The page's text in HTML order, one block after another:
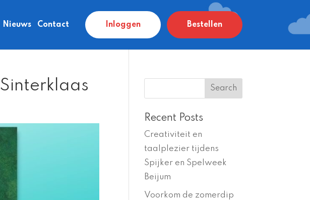
Nieuws Contact Inloggen Bestellen
Recent Posts
Creativiteit en
taalplezier tijdens
Spijker en Spelweek
Beijum
Voorkom de zomerdip